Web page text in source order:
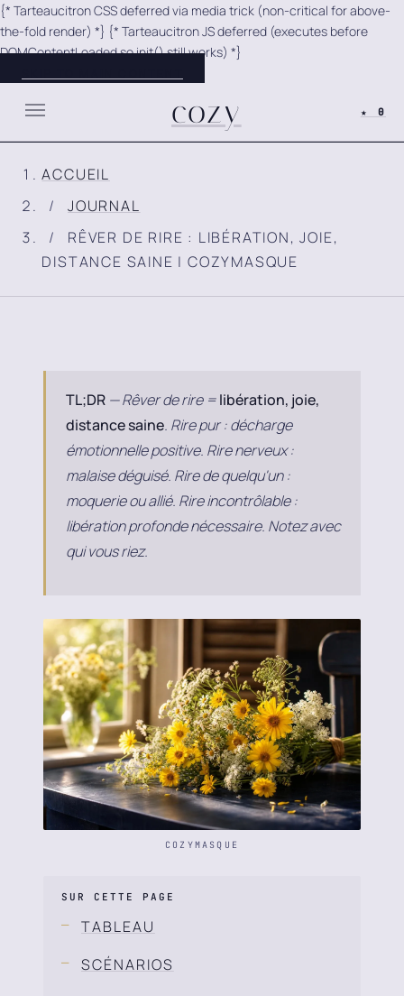
{* Tarteaucitron CSS deferred via media trick (non-critical for above-
the-fold render) *} {* Tarteaucitron JS deferred (executes before
DOMContentLoaded so init() still works) *}
cozy ★ 0
ACCUEIL
JOURNAL
RÊVER DE RIRE : LIBÉRATION, JOIE,
DISTANCE SAINE | COZYMASQUE
TL;DR — Rêver de rire =libération, joie,
distance saine. Rire pur : décharge
émotionnelle positive. Rire nerveux :
malaise déguisé. Rire de quelqu'un :
moquerie ou allié. Rire incontrôlable :
libération profonde nécessaire. Notez avec
qui vous riez.
COZYMASQUE
SUR CETTE PAGE
TABLEAU
SCÉNARIOS
Panneau de gestion des cookies